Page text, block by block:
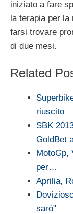
iniziato a fare
la terapia per la
farsi trovare
di due mesi.
Related
riuscito
SBK
GoldBet
MotoGp,
per…
Aprilia,
sarò"